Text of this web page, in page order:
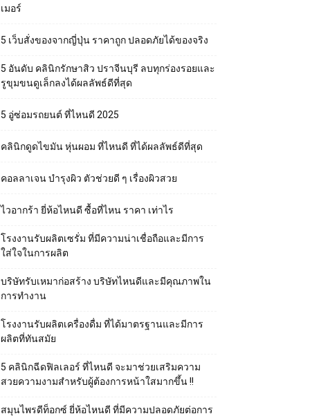
เมอร์
5 เว็บสั่งของจากญี่ปุ่น ราคาถูก ปลอดภัยได้ของจริง
5 อันดับ คลินิกรักษาสิว ปราจีนบุรี ลบทุกร่องรอยและ
รูขุมขนดูเล็กลงได้ผลลัพธ์ดีที่สุด
5 อู่ซ่อมรถยนต์ ที่ไหนดี 2025
คลินิกดูดไขมัน หุ่นผอม ที่ไหนดี ที่ได้ผลลัพธ์ดีที่สุด
คอลลาเจน บำรุงผิว ตัวช่วยดี ๆ เรื่องผิวสวย
ไวอากร้า ยี่ห้อไหนดี ซื้อที่ไหน ราคา เท่าไร
โรงงานรับผลิตเซรั่ม ที่มีความน่าเชื่อถือและมีการ
ใส่ใจในการผลิต
บริษัทรับเหมาก่อสร้าง บริษัทไหนดีและมีคุณภาพใน
การทำงาน
โรงงานรับผลิตเครื่องดื่ม ที่ได้มาตรฐานและมีการ
ผลิตที่ทันสมัย
5 คลินิกฉีดฟิลเลอร์ ที่ไหนดี จะมาช่วยเสริมความ
สวยความงามสำหรับผู้ต้องการหน้าใสมากขึ้น !!
สมุนไพรดีท็อกซ์ ยี่ห้อไหนดี ที่มีความปลอดภัยต่อการ